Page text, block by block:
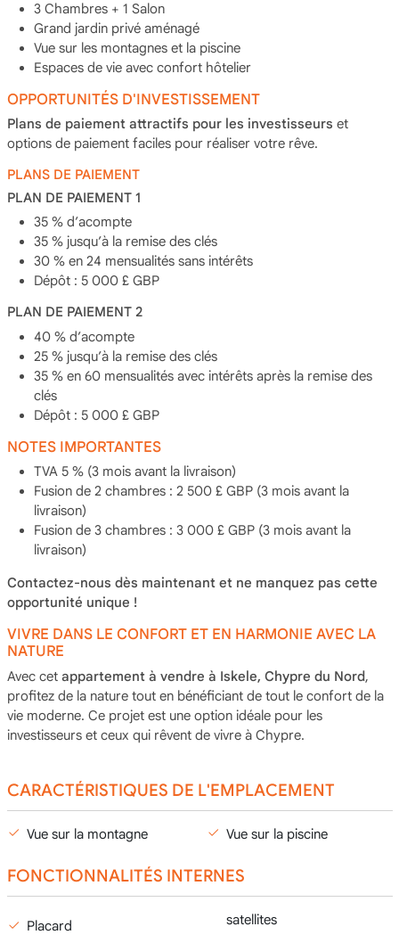
3 Chambres + 1 Salon
Grand jardin privé aménagé
Vue sur les montagnes et la piscine
Espaces de vie avec confort hôtelier
OPPORTUNITÉS D'INVESTISSEMENT
Plans de paiement attractifs pour les investisseurs et
options de paiement faciles pour réaliser votre rêve.
PLANS DE PAIEMENT
PLAN DE PAIEMENT 1
35 % d’acompte
35 % jusqu’à la remise des clés
30 % en 24 mensualités sans intérêts
Dépôt : 5 000 £ GBP
PLAN DE PAIEMENT 2
40 % d’acompte
25 % jusqu’à la remise des clés
35 % en 60 mensualités avec intérêts après la remise des
clés
Dépôt : 5 000 £ GBP
NOTES IMPORTANTES
TVA 5 % (3 mois avant la livraison)
Fusion de 2 chambres : 2 500 £ GBP (3 mois avant la
livraison)
Fusion de 3 chambres : 3 000 £ GBP (3 mois avant la
livraison)
Contactez-nous dès maintenant et ne manquez pas cette
opportunité unique !
VIVRE DANS LE CONFORT ET EN HARMONIE AVEC LA
NATURE
Avec cet appartement à vendre à Iskele, Chypre du Nord,
profitez de la nature tout en bénéficiant de tout le confort de la
vie moderne. Ce projet est une option idéale pour les
investisseurs et ceux qui rêvent de vivre à Chypre.
CARACTÉRISTIQUES DE L'EMPLACEMENT
Vue sur la montagne Vue sur la piscine
FONCTIONNALITÉS INTERNES
Placard satellites